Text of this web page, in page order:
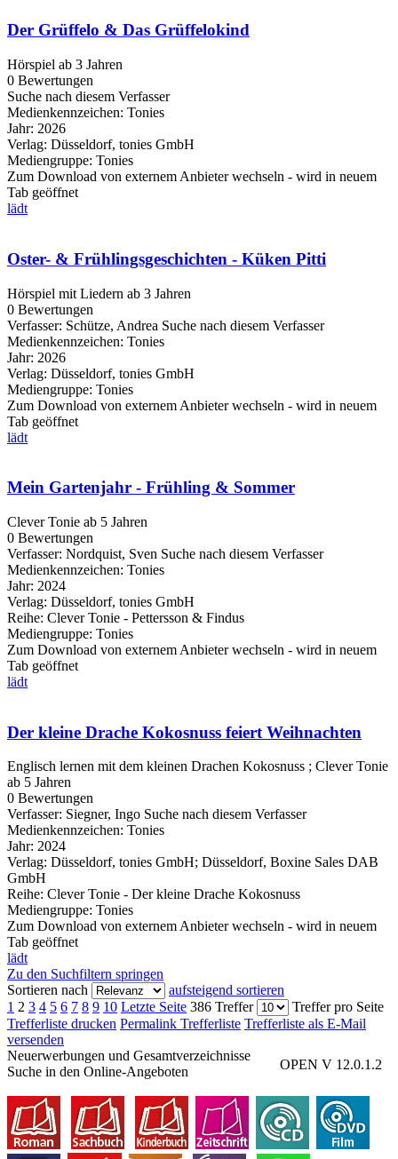
Der Grüffelo & Das Grüffelokind
Hörspiel ab 3 Jahren
0 Bewertungen
Suche nach diesem Verfasser
Medienkennzeichen: Tonies
Jahr: 2026
Verlag: Düsseldorf, tonies GmbH
Mediengruppe: Tonies
Zum Download von externem Anbieter wechseln - wird in neuem
Tab geöffnet
lädt
Oster- & Frühlingsgeschichten - Küken Pitti
Hörspiel mit Liedern ab 3 Jahren
0 Bewertungen
Verfasser: Schütze, Andrea Suche nach diesem Verfasser
Medienkennzeichen: Tonies
Jahr: 2026
Verlag: Düsseldorf, tonies GmbH
Mediengruppe: Tonies
Zum Download von externem Anbieter wechseln - wird in neuem
Tab geöffnet
lädt
Mein Gartenjahr - Frühling & Sommer
Clever Tonie ab 5 Jahren
0 Bewertungen
Verfasser: Nordquist, Sven Suche nach diesem Verfasser
Medienkennzeichen: Tonies
Jahr: 2024
Verlag: Düsseldorf, tonies GmbH
Reihe: Clever Tonie - Pettersson & Findus
Mediengruppe: Tonies
Zum Download von externem Anbieter wechseln - wird in neuem
Tab geöffnet
lädt
Der kleine Drache Kokosnuss feiert Weihnachten
Englisch lernen mit dem kleinen Drachen Kokosnuss ; Clever Tonie
ab 5 Jahren
0 Bewertungen
Verfasser: Siegner, Ingo Suche nach diesem Verfasser
Medienkennzeichen: Tonies
Jahr: 2024
Verlag: Düsseldorf, tonies GmbH; Düsseldorf, Boxine Sales DAB
GmbH
Reihe: Clever Tonie - Der kleine Drache Kokosnuss
Mediengruppe: Tonies
Zum Download von externem Anbieter wechseln - wird in neuem
Tab geöffnet
lädt
Zu den Suchfiltern springen
Sortieren nach
aufsteigend sortieren
1 2 3 4 5 6 7 8 9 10 Letzte Seite 386 Treffer
Treffer pro Seite
Trefferliste drucken Permalink Trefferliste Trefferliste als E-Mail
versenden
OPEN V 12.0.1.2
Neuerwerbungen und Gesamtverzeichnisse
Suche in den Online-Angeboten